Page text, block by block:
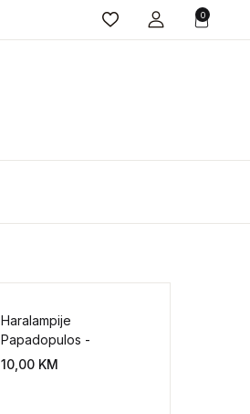
0
Haralampije
Papadopulos -
Poverenje: sloboda od
10,00 KM